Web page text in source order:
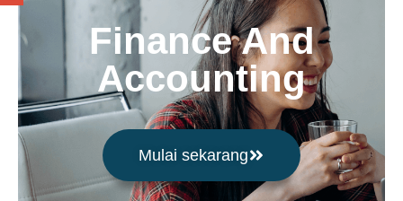
Finance And
Accounting
Mulai sekarang